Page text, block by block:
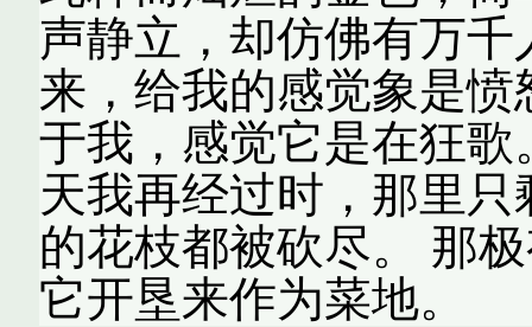
声静立，却仿佛有万
来，给我的感觉象是
于我，感觉它是在狂
天我再经过时，那里
的花枝都被砍尽。 那
它开垦来作为菜地。